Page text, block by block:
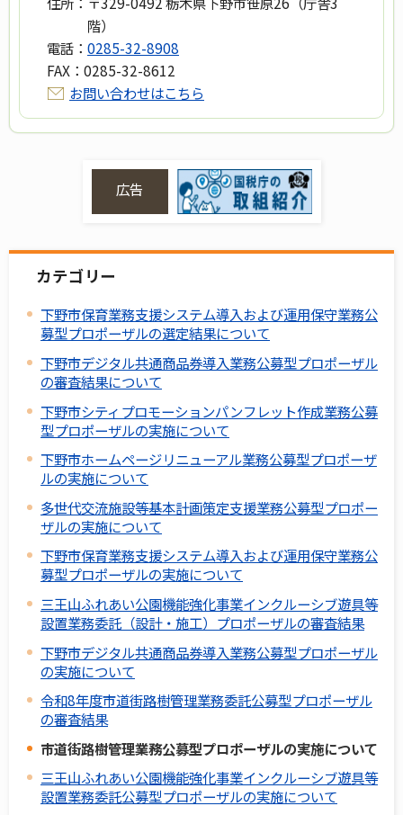
階）
電話： 0285-32-8908
FAX： 0285-32-8612
お問い合わせはこちら
広告
カテゴリー
下野市保育業務支援システム導入および運用保守業務公
募型プロポーザルの選定結果について
下野市デジタル共通商品券導入業務公募型プロポーザル
の審査結果について
下野市シティプロモーションパンフレット作成業務公募
型プロポーザルの実施について
下野市ホームページリニューアル業務公募型プロポーザ
ルの実施について
多世代交流施設等基本計画策定支援業務公募型プロポー
ザルの実施について
下野市保育業務支援システム導入および運用保守業務公
募型プロポーザルの実施について
三王山ふれあい公園機能強化事業インクルーシブ遊具等
設置業務委託（設計・施工）プロポーザルの審査結果
下野市デジタル共通商品券導入業務公募型プロポーザル
の実施について
令和8年度市道街路樹管理業務委託公募型プロポーザル
の審査結果
市道街路樹管理業務公募型プロポーザルの実施について
三王山ふれあい公園機能強化事業インクルーシブ遊具等
設置業務委託公募型プロポーザルの実施について